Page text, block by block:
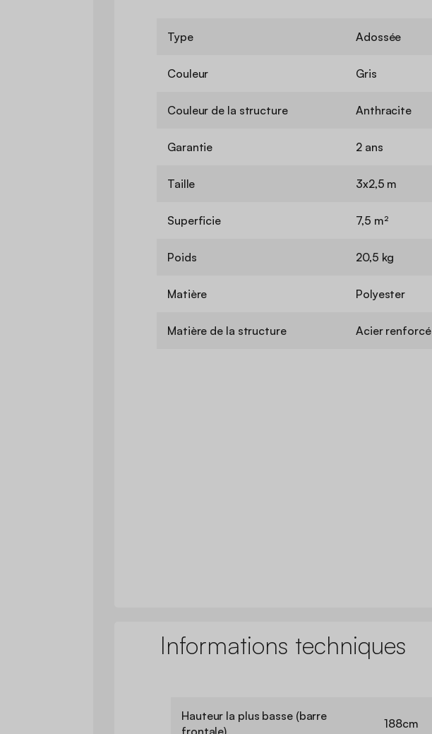
Type Adossée
Couleur Gris
Couleur de la structure Anthracite
Garantie 2 ans
Taille 3x2,5 m
Superficie 7,5 m²
Poids 20,5 kg
Matière Polyester
Matière de la structure Acier renforcé
Informations techniques
Hauteur la plus basse (barre
188cm